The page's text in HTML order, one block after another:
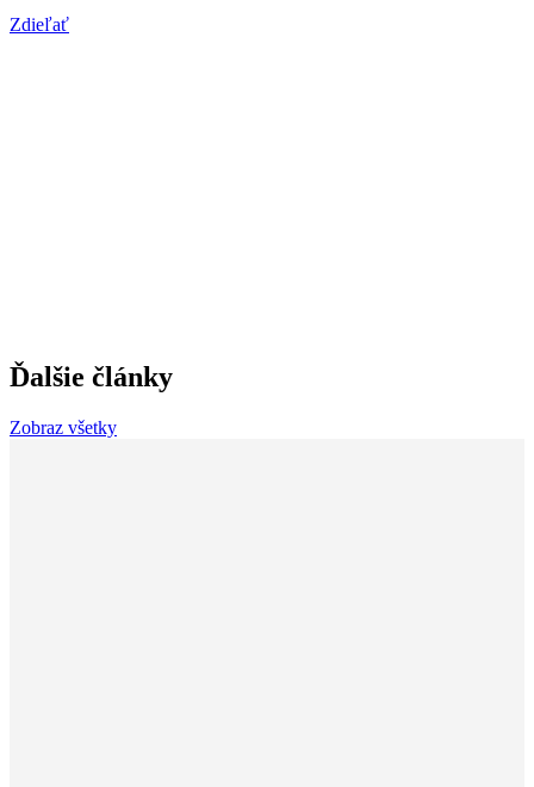
Zdieľať
Ďalšie články
Zobraz všetky